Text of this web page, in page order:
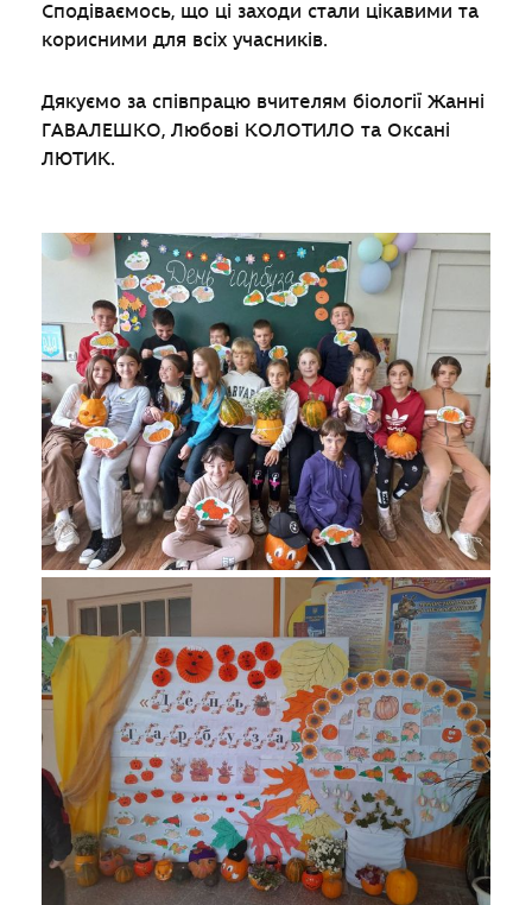
Сподіваємось, що ці заходи стали цікавими та
корисними для всіх учасників.
Дякуємо за співпрацю вчителям біології Жанні
ГАВАЛЕШКО, Любові КОЛОТИЛО та Оксані
ЛЮТИК.